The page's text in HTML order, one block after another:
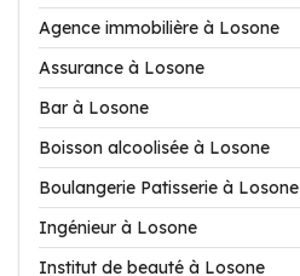
Agence immobilière à Losone
Assurance à Losone
Bar à Losone
Boisson alcoolisée à Losone
Boulangerie Patisserie à Losone
Ingénieur à Losone
Institut de beauté à Losone